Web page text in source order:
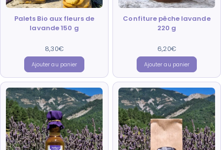
Palets Bio aux fleurs de
lavande 150 g
Note
4.84
8,30€
Ajouter au panier
Confiture pêche lavande
220 g
Note
4.75
6,20€
Ajouter au panier